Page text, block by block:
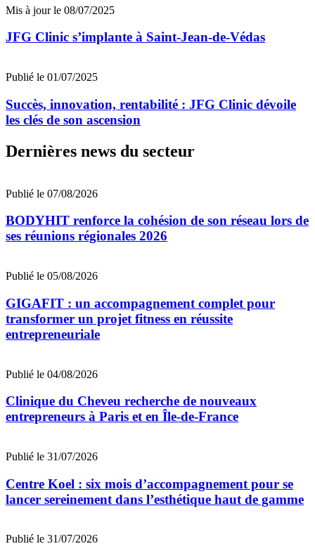
Mis à jour le 08/07/2025
JFG Clinic s’implante à Saint-Jean-de-Védas
Publié le 01/07/2025
Succès, innovation, rentabilité : JFG Clinic dévoile
les clés de son ascension
Dernières news du secteur
Publié le 07/08/2026
BODYHIT renforce la cohésion de son réseau lors de
ses réunions régionales 2026
Publié le 05/08/2026
GIGAFIT : un accompagnement complet pour
transformer un projet fitness en réussite
entrepreneuriale
Publié le 04/08/2026
Clinique du Cheveu recherche de nouveaux
entrepreneurs à Paris et en Île-de-France
Publié le 31/07/2026
Centre Koel : six mois d’accompagnement pour se
lancer sereinement dans l’esthétique haut de gamme
Publié le 31/07/2026